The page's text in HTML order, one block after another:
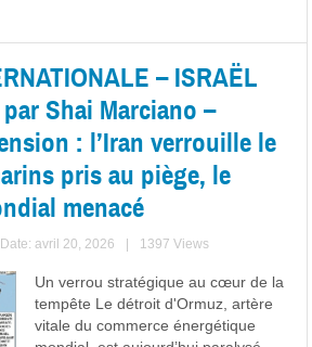
– ISRAËL
Shai Marciano –
: l’Iran verrouille le
pris au piège, le
menacé
Date: avril 20, 2026 1397 Views
Un verrou stratégique au cœur de la
tempête Le détroit d'Ormuz, artère
vitale du commerce énergétique